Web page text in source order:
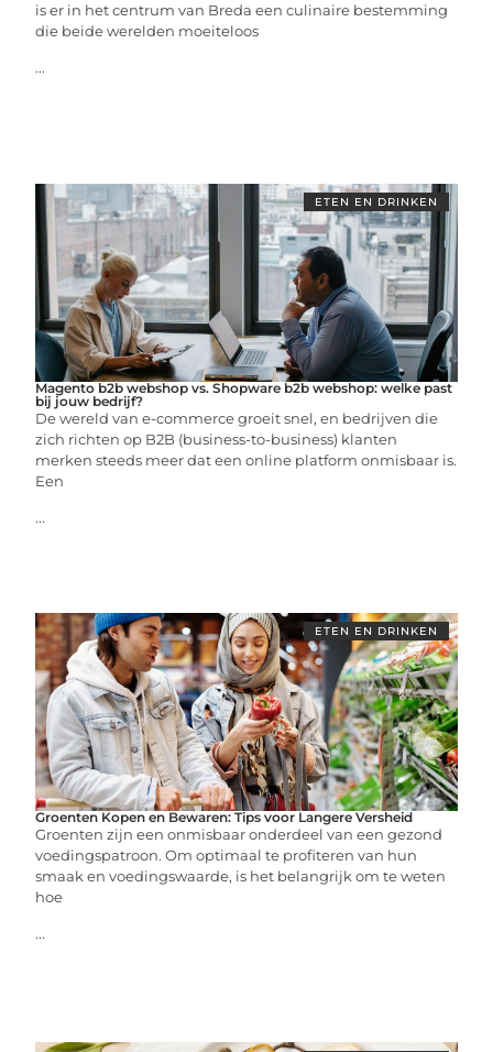
is er in het centrum van Breda een culinaire bestemming
die beide werelden moeiteloos
...
ETEN EN DRINKEN
Magento b2b webshop vs. Shopware b2b webshop: welke past
bij jouw bedrijf?
De wereld van e-commerce groeit snel, en bedrijven die
zich richten op B2B (business-to-business) klanten
merken steeds meer dat een online platform onmisbaar is.
Een
...
ETEN EN DRINKEN
Groenten Kopen en Bewaren: Tips voor Langere Versheid
Groenten zijn een onmisbaar onderdeel van een gezond
voedingspatroon. Om optimaal te profiteren van hun
smaak en voedingswaarde, is het belangrijk om te weten
hoe
...